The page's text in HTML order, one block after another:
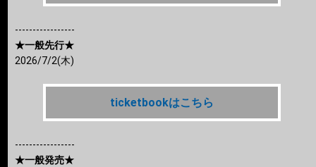
-----------------
★一般先行★
2026/7/2(木)
ticketbookはこちら
-----------------
★一般発売★